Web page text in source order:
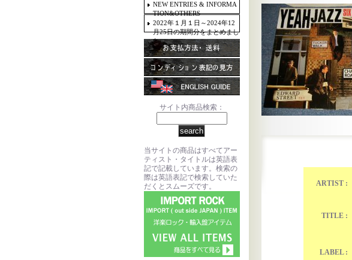
NEW ENTRIES & INFORMA
TION&OTHERS
2022年１月１日～2024年12
月25日の期間分をまとめまし
た。
サイト内商品検索：
当サイトの商品はすべてアー
ティスト・タイトルは英語表
記で記載しています。検索の
際は英語表記で検索していた
だくとスムーズです。
ARTIST :
TITLE :
LABEL :